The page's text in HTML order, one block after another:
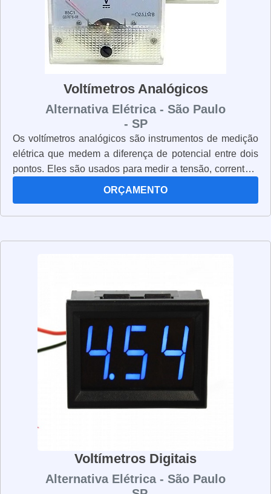
Voltímetros Analógicos
Alternativa Elétrica - São Paulo
- SP
Os voltímetros analógicos são instrumentos de medição
elétrica que medem a diferença de potencial entre dois
pontos. Eles são usados para medir a tensão, corrente e
resistência em circuitos elétricos. Os voltímetros
um ponteiro para mostrar a leitura. Eles são muito fáceis
permitem aos usuários ver a leitura de forma clara e
voltímetros analógicos são uma ótima opção para quem
precisa de precisão e confiabilidade em suas medições
ORÇAMENTO
Voltímetros Digitais
Alternativa Elétrica - São Paulo